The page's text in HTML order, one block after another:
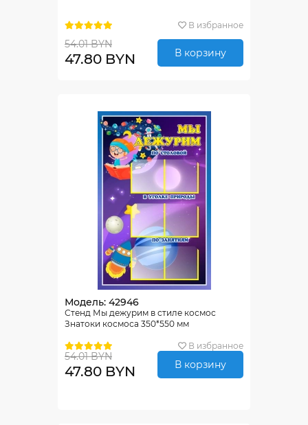
В избранное
54.01 BYN
47.80 BYN В корзину
Модель: 42946
Стенд Мы дежурим в стиле космос
Знатоки космоса 350*550 мм
В избранное
54.01 BYN
47.80 BYN В корзину